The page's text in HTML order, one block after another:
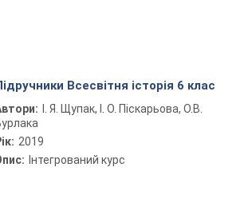
Всесвітня історія 6 клас
І. Я. Щупак, І. О. Піскарьова, О.В.
2019
Інтегрований курс